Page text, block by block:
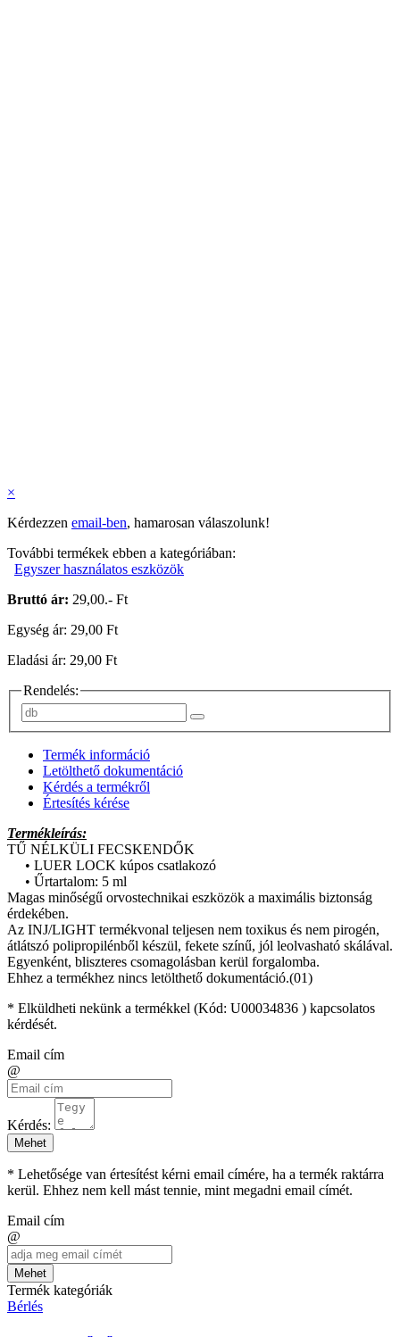
×
Kérdezzen email-ben, hamarosan válaszolunk!
További termékek ebben a kategóriában:
Egyszer használatos eszközök
Bruttó ár: 29,00.- Ft
Egység ár: 29,00 Ft
Eladási ár: 29,00 Ft
Rendelés:
Termék információ
Letölthető dokumentáció
Kérdés a termékről
Értesítés kérése
Termékleírás:
TŰ NÉLKÜLI FECSKENDŐK
• LUER LOCK kúpos csatlakozó
• Űrtartalom: 5 ml
Magas minőségű orvostechnikai eszközök a maximális biztonság
érdekében.
Az INJ/LIGHT termékvonal teljesen nem toxikus és nem pirogén,
átlátszó polipropilénből készül, fekete színű, jól leolvasható skálával.
Egyenként, bliszteres csomagolásban kerül forgalomba.
Ehhez a termékhez nincs letölthető dokumentáció.(01)
* Elküldheti nekünk a termékkel (Kód: U00034836 ) kapcsolatos
kérdését.
Email cím
@
Kérdés:
Mehet
* Lehetősége van értesítést kérni email címére, ha a termék raktárra
kerül. Ehhez nem kell mást tennie, mint megadni email címét.
Email cím
@
Mehet
Termék kategóriák
Bérlés